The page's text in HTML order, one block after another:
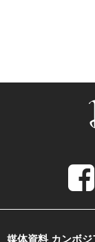
媒体資料 カンボ